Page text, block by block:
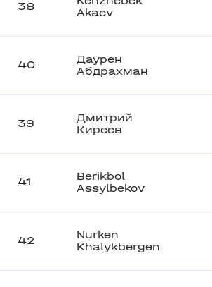
38
Akaev
40
Даурен
Абдрахман
39
Дмитрий
Киреев
41
Berikbol
Assylbekov
42
Nurken
Khalykbergen